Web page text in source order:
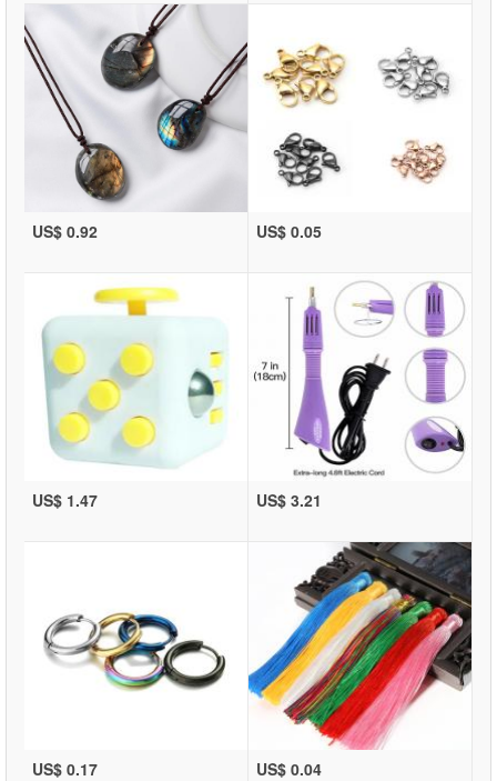
US$ 0.92 US$ 0.05
US$ 1.47 US$ 3.21
US$ 0.17 US$ 0.04